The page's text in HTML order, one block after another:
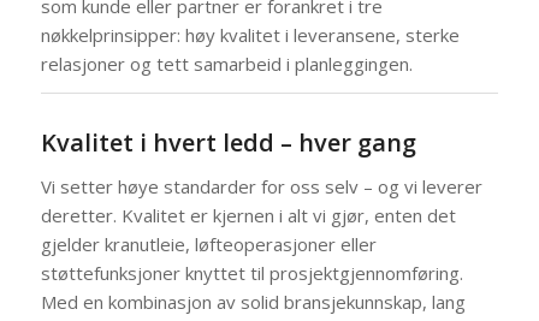
som kunde eller partner er forankret i tre
nøkkelprinsipper: høy kvalitet i leveransene, sterke
relasjoner og tett samarbeid i planleggingen.
Kvalitet i hvert ledd – hver gang
Vi setter høye standarder for oss selv – og vi leverer
deretter. Kvalitet er kjernen i alt vi gjør, enten det
gjelder kranutleie, løfteoperasjoner eller
støttefunksjoner knyttet til prosjektgjennomføring.
Med en kombinasjon av solid bransjekunnskap, lang